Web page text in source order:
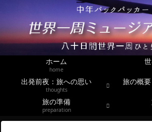
ホーム
home
出発前夜：旅への思い
thoughts
旅の準備
preparation